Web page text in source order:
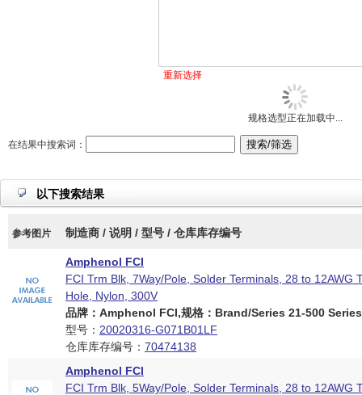
重新选择
规格选型正在加载中...
在结果中搜索词：
以下搜索结果
参考图片 制造商 / 说明 / 型号 / 仓库库存编号
Amphenol FCI
FCI Trm Blk, 7Way/Pole, Solder Terminals, 28 to 12AWG
Hole, Nylon, 300V
品牌：Amphenol FCI,规格：Brand/Series 21-500
型号： 20020316-G071B01LF
仓库库存编号： 70474138
Amphenol FCI
FCI Trm Blk, 5Way/Pole, Solder Terminals, 28 to 12AWG